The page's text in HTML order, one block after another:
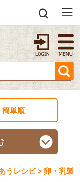
簡単順
うレシピ > 卵・乳製